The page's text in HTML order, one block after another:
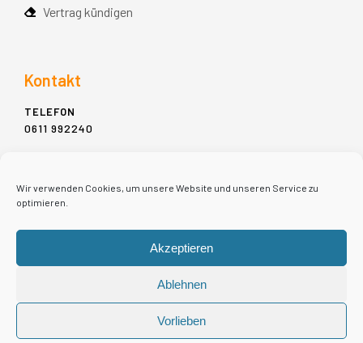
Wir verwenden Cookies, um unsere Website und unseren Service zu
optimieren.
Akzeptieren
Ablehnen
Vorlieben
Vertrag kündigen
Kontakt
TELEFON
0611 992240
65183 WIESBADEN
E-MAIL